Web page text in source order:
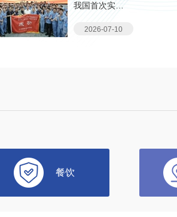
我国首次实…
2026-07-10
餐饮